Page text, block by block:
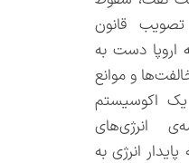
قانون
اروپا دست به
و موانع
اکوسیستم
انرژی‌های
انرژی به